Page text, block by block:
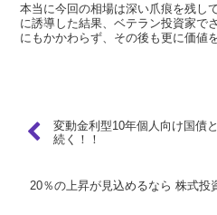
本当に今回の相場は深い爪痕を残し
に誘導した結果、ベテラン投資家で
にもかかわらず、その後も更に価値
変動金利型10年個人向け国債
続く！！
20％の上昇が見込めるなら 株式投